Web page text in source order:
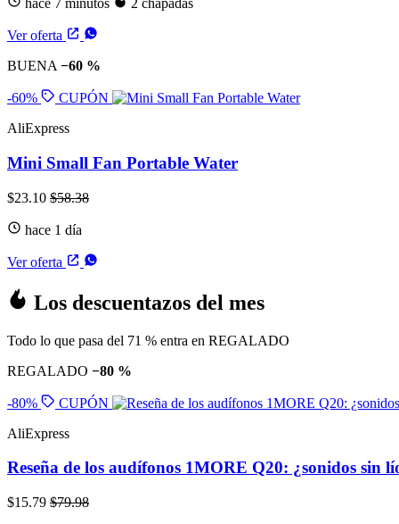
hace 7 minutos 2 chapadas
Ver oferta
BUENA −60 %
-60%
CUPÓN
AliExpress
Mini Small Fan Portable Water
$23.10 $58.38
hace 1 día
Ver oferta
Los descuentazos del mes
Todo lo que pasa del 71 % entra en REGALADO
REGALADO −80 %
-80%
CUPÓN
AliExpress
Reseña de los audífonos 1MORE Q20: ¿sonidos sin
$15.79 $79.98